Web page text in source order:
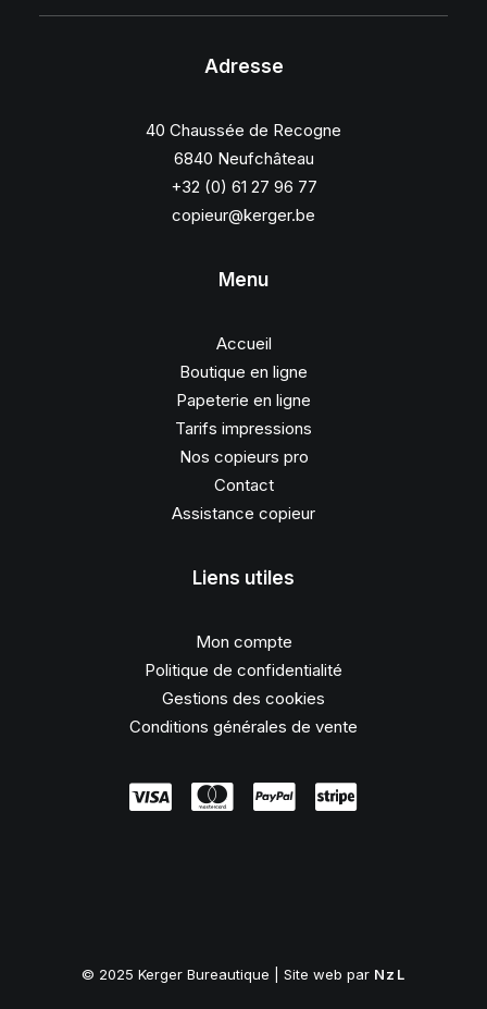
Adresse
40 Chaussée de Recogne
6840 Neufchâteau
+32 (0) 61 27 96 77
copieur@kerger.be
Menu
Accueil
Boutique en ligne
Papeterie en ligne
Tarifs impressions
Nos copieurs pro
Contact
Assistance copieur
Liens utiles
Mon compte
Politique de confidentialité
Gestions des cookies
Conditions générales de vente
© 2025 Kerger Bureautique | Site web par NzL